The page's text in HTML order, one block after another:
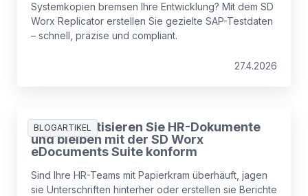
Systemkopien bremsen Ihre Entwicklung? Mit dem SD
Worx Replicator erstellen Sie gezielte SAP-Testdaten
– schnell, präzise und compliant.
27.4.2026
BLOGARTIKEL
So automatisieren Sie HR-Dokumente
und bleiben mit der SD Worx
eDocuments Suite konform
Sind Ihre HR-Teams mit Papierkram überhäuft, jagen
sie Unterschriften hinterher oder erstellen sie Berichte